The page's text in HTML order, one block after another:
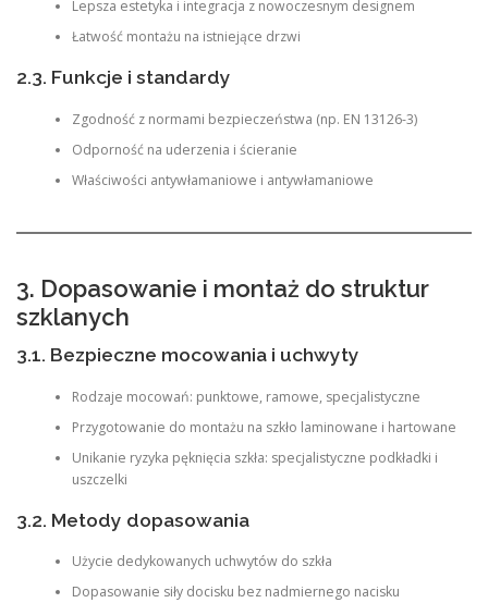
Lepsza estetyka i integracja z nowoczesnym designem
Łatwość montażu na istniejące drzwi
2.3. Funkcje i standardy
Zgodność z normami bezpieczeństwa (np. EN 13126-3)
Odporność na uderzenia i ścieranie
Właściwości antywłamaniowe i antywłamaniowe
3. Dopasowanie i montaż do struktur
szklanych
3.1. Bezpieczne mocowania i uchwyty
Rodzaje mocowań: punktowe, ramowe, specjalistyczne
Przygotowanie do montażu na szkło laminowane i hartowane
Unikanie ryzyka pęknięcia szkła: specjalistyczne podkładki i
uszczelki
3.2. Metody dopasowania
Użycie dedykowanych uchwytów do szkła
Dopasowanie siły docisku bez nadmiernego nacisku